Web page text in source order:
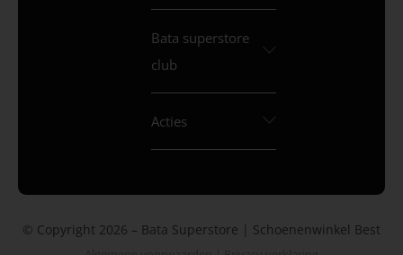
Bata superstore
club
Acties
© Copyright 2026 – Bata Superstore | Schoenenwinkel Best